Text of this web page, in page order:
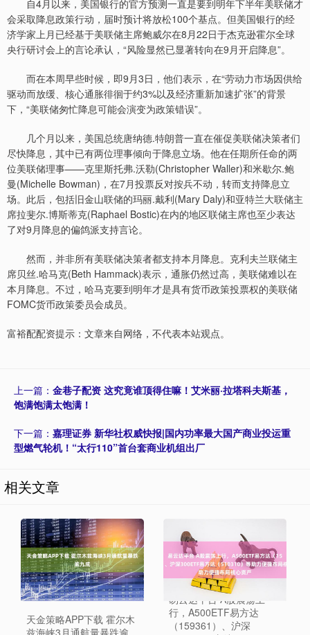
自4月以来，美国银行的官方预测一直是要到明年下半年美联储才
会采取降息政策行动，届时预计将放松100个基点。但美国银行的经
济学家上月已经基于美联储主席鲍威尔在8月22日于杰克逊霍尔全球
央行研讨会上的言论承认，“风险显然已显著转向在9月开启降息”。
而在本周早些时候，即9月3日，他们表示，在“劳动力市场因供给
驱动而放缓、核心通胀徘徊于约3%以及经济重新加速扩张”的背景
下，“美联储匆忙降息可能会演变为政策错误”。
几个月以来，美国总统唐纳德.特朗普一直在催促美联储决策者们
尽快降息，其中已有两位理事倾向于降息立场。他在任期所任命的两
位美联储理事——克里斯托弗.沃勒(Christopher Waller)和米歇尔.鲍
曼(Michelle Bowman)，在7月投票反对按兵不动，转而支持降息立
场。此后，包括旧金山联储的玛丽.戴利(Mary Daly)和亚特兰大联储主
席拉斐尔.博斯蒂克(Raphael Bostic)在内的地区联储主席也至少表达
了对9月降息的偏鸽派支持言论。
然而，并非所有美联储决策者都支持本月降息。克利夫兰联储主
席贝丝.哈马克(Beth Hammack)表示，通胀仍然过高，美联储难以在
本月降息。不过，哈马克要到明年才是具有货币政策投票权的美联储
FOMC货币政策委员会成员。
富裕配配资提示：文章来自网络，不代表本站观点。
上一篇： 金巷子配资 这究竟谁顶得住嘛！艾米丽·拉塔科夫斯基，
饱满饱满太饱满！
下一篇： 嘉理证券 新华社权威快报|国内功率最大国产商业投运重
型燃气轮机！“太行110”首台套商业机组出厂
相关文章
天金策略APP下载 霍尔木
兹海峡3月通航量暴跌逾
易云达平台 A股震荡上
行，A500ETF易方达
（159361）、沪深